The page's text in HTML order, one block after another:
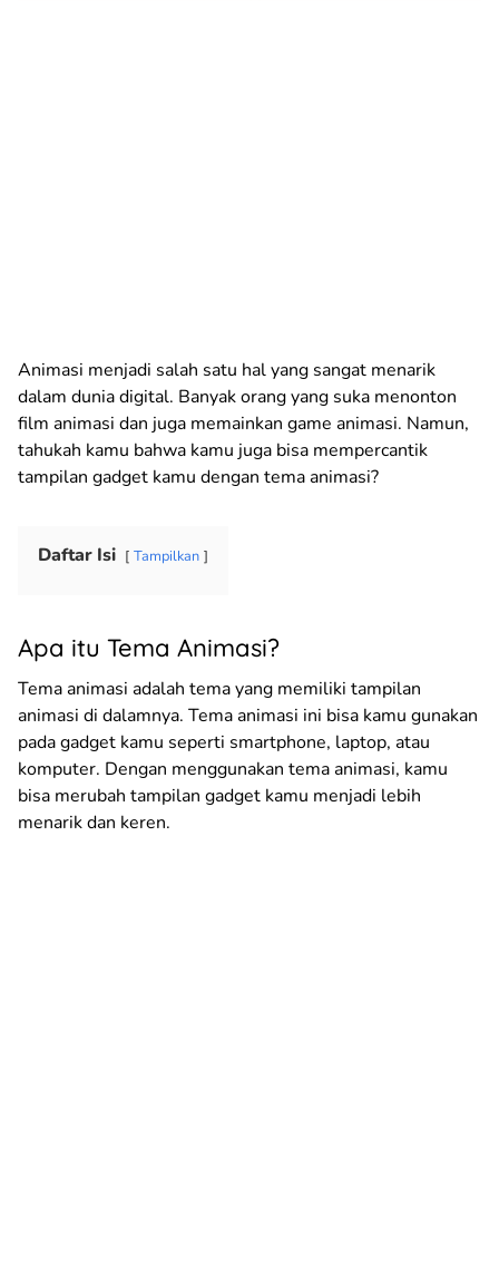
Animasi menjadi salah satu hal yang sangat menarik
dalam dunia digital. Banyak orang yang suka menonton
film animasi dan juga memainkan game animasi. Namun,
tahukah kamu bahwa kamu juga bisa mempercantik
tampilan gadget kamu dengan tema animasi?
Daftar Isi Tampilkan
Apa itu Tema Animasi?
Tema animasi adalah tema yang memiliki tampilan
animasi di dalamnya. Tema animasi ini bisa kamu gunakan
pada gadget kamu seperti smartphone, laptop, atau
komputer. Dengan menggunakan tema animasi, kamu
bisa merubah tampilan gadget kamu menjadi lebih
menarik dan keren.